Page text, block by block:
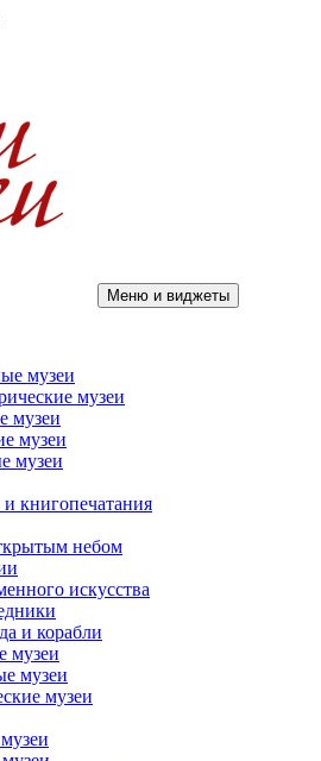
Меню и виджеты
музеи
музеи
музеи
музеи
музеи
книгопечатания
небом
искусства
и корабли
музеи
музеи
музеи